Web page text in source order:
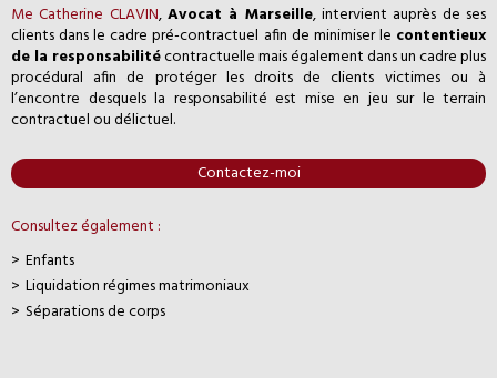
Me Catherine CLAVIN,Avocat à Marseille, intervient auprès de ses
clients dans le cadre pré-contractuel afin de minimiser le contentieux
de la responsabilitécontractuelle mais également dans un cadre plus
procédural afin de protéger les droits de clients victimes ou à
l’encontre desquels la responsabilité est mise en jeu sur le terrain
contractuel ou délictuel.
Contactez-moi
Consultez également :
Enfants
Liquidation régimes matrimoniaux
Séparations de corps